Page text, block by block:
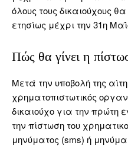
όλους τους δικαιούχους
ετησίως μέχρι την 31η
Πώς θα γίνει η
Μετά την υποβολή της
χρηματοπιστωτικός
δικαιούχο για την πρώτη
την πίστωση του
μηνύματος (sms) ή